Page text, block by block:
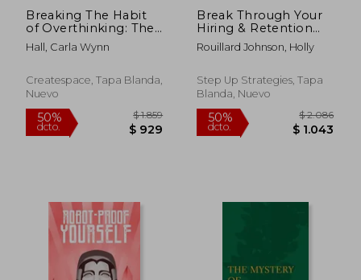
Breaking The Habit
of Overthinking: The
Breakthrough
Method for Applying
and Taking Aligned
Action Faster (en
Hall, Carla Wynn
Createspace, Tapa Blanda,
Nuevo
Break Through Your
Hiring & Retention
Barriers: How
Successful Leaders
Right Employees (en
Inglés)
Rouillard Johnson, Holly
Step Up Strategies, Tapa
Blanda, Nuevo